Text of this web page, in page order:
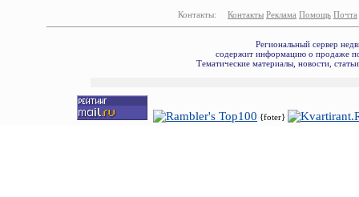
Контакты: Контакты Реклама Помощь Почта
Региональный сервер
содержит информацию о продаже
Тематические материалы, новости,
{foter}